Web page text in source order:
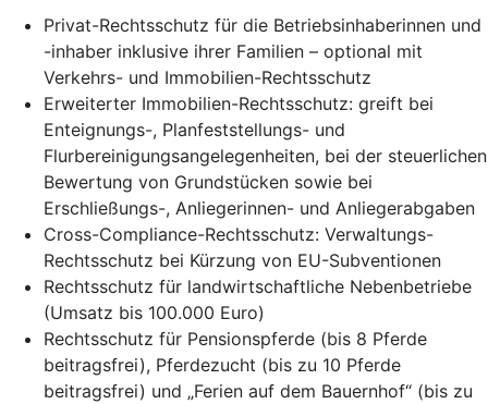
Privat-Rechtsschutz für die Betriebsinhaberinnen und
-inhaber inklusive ihrer Familien – optional mit
Verkehrs- und Immobilien-Rechtsschutz
Erweiterter Immobilien-Rechtsschutz: greift bei
Enteignungs-, Planfeststellungs- und
Flurbereinigungsangelegenheiten, bei der steuerlichen
Bewertung von Grundstücken sowie bei
Erschließungs-, Anliegerinnen- und Anliegerabgaben
Cross-Compliance-Rechtsschutz: Verwaltungs-
Rechtsschutz bei Kürzung von EU-Subventionen
Rechtsschutz für landwirtschaftliche Nebenbetriebe
(Umsatz bis 100.000 Euro)
Rechtsschutz für Pensionspferde (bis 8 Pferde
beitragsfrei), Pferdezucht (bis zu 10 Pferde
beitragsfrei) und „Ferien auf dem Bauernhof“ (bis zu